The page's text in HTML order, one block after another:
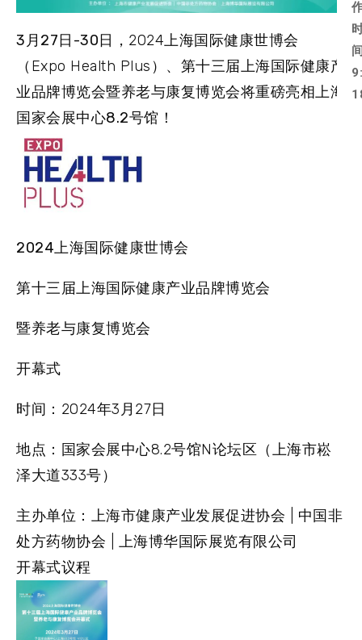
3月27日-30日 ，2024上海国际健康世博会
（Expo Health Plus）、第十三届上海国际健康产
业品牌博览会暨养老与康复博览会将重磅亮相上海
国家会展中心8.2号馆 ！
2024上海国际健康世博会
第十三届上海国际健康产业品牌博览会
暨养老与康复博览会
开幕式
时间： 2024年3月27日
地点： 国家会展中心8.2号馆N论坛区（上海市崧
泽大道333号）
主办单位： 上海市健康产业发展促进协会 | 中国非
处方药物协会 | 上海博华国际展览有限公司
开幕式议程